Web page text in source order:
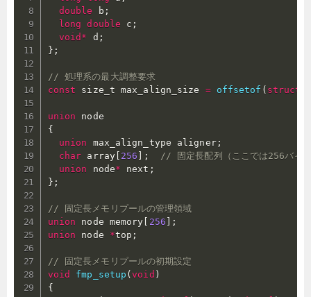
double
b ;
long
double c ;
void * d ;
} ;
// 処理系の最大調整要求
const size_t max_align_size = offsetof ( struct
union
{
union max_align_type aligner;
char array[ 256 ;
// 固定長配列（ここでは256バイ
union node* next ;
} ;
// 固定長メモリプールの管理領域
union node memory 256
;
union node *top ;
// 固定長メモリプールの初期設定
void
fmp_setup (void )
{